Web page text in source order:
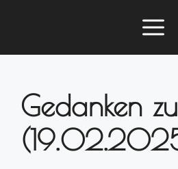
springen
Gedanken